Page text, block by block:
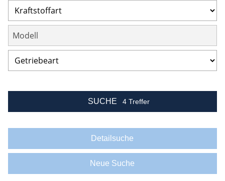
SUCHE 4 Treffer
Detailsuche
Neue Suche